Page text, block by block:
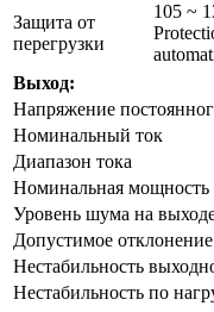
Защита от
перегрузки
105 ~
Выход:
Напряжение
Номинальный ток
Диапазон тока
Номинальная мощность
Уровень шума на
Допустимое
Нестабильность
Нестабильность по